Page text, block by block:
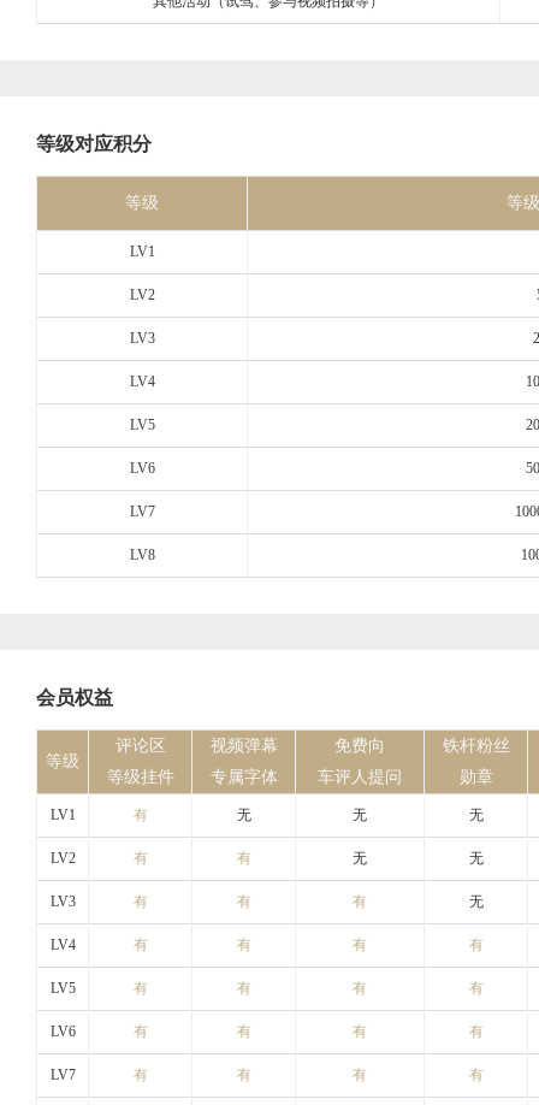
等级对应积分
等级 等
LV1
LV2
LV3
LV4
LV5
LV6
LV7
LV8
会员权益
等级
评论区
等级挂件
视频弹幕
专属字体
免费向
车评人提问
铁杆粉丝
勋章
LV1 有 无 无 无
LV2 有 有 无 无
LV3 有 有 有 无
LV4 有 有 有 有
LV5 有 有 有 有
LV6 有 有 有 有
LV7 有 有 有 有